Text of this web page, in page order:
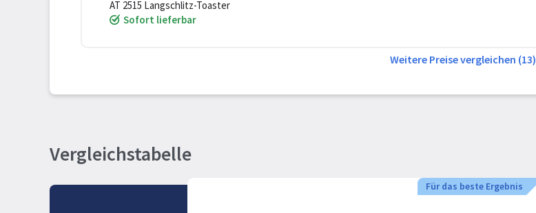
AT 2515 Langschlitz-Toaster
Sofort lieferbar
Weitere Preise vergleichen (13)
Vergleichstabelle
Für das beste Ergebnis